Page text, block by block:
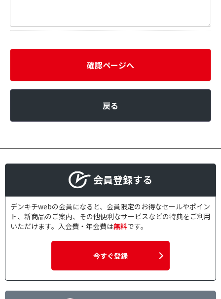
確認ページへ
戻る
会員登録する
デンキチwebの会員になると、会員限定のお得なセールやポイン
ト、新商品のご案内、その他便利なサービスなどの特典をご利用
いただけます。入会費・年会費は無料です。
今すぐ登録